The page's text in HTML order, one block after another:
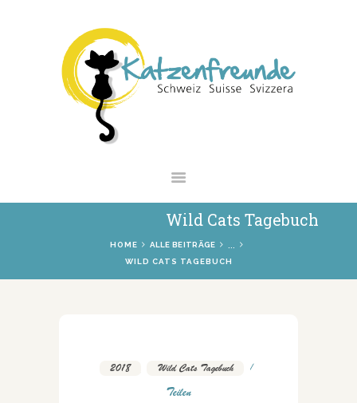
Wild Cats Tagebuch
HOME ALLE BEITRÄGE
WILD CATS TAGEBUCH
NEWS
VERMITTLUNG
INTERESSANTES
SHOP
2018 Wild Cats Tagebuch
Teilen